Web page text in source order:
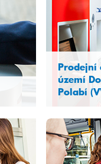
Prodejní
území
Polabí